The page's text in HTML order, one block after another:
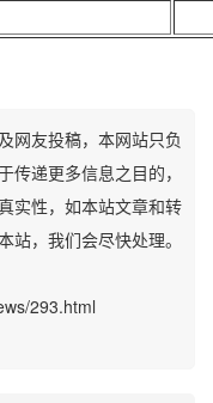
网友投稿，本网站只负
递更多信息之目的，
实性，如本站文章和转
，我们会尽快处理。
293.html